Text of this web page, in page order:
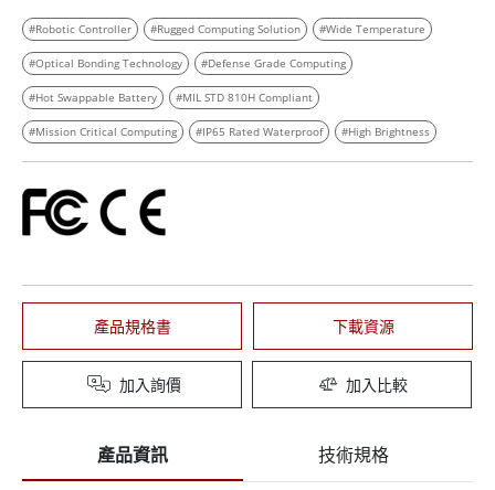
#Robotic Controller #Rugged Computing Solution #Wide Temperature
#Optical Bonding Technology #Defense Grade Computing
#Hot Swappable Battery #MIL STD 810H Compliant
#Mission Critical Computing #IP65 Rated Waterproof #High Brightness
產品規格書 下載資源
加入詢價 加入比較
產品資訊 技術規格